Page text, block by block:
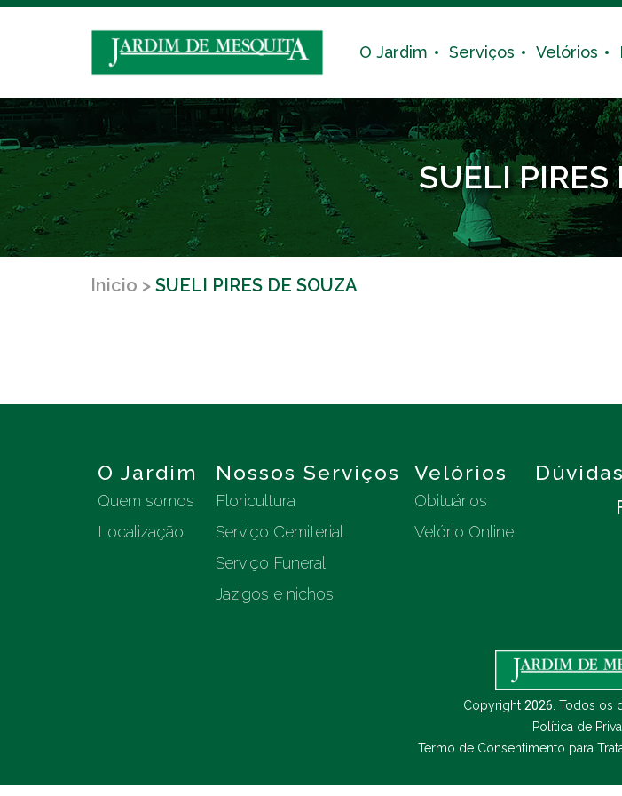
O Jardim Serviços Velórios
SUELI PIRES
Inicio SUELI PIRES DE SOUZA
O Jardim
Quem somos
Localização
Nossos Serviços
Floricultura
Serviço Cemiterial
Serviço Funeral
Jazigos e nichos
Velórios
Obituários
Velório Online
Copyright 2026 . Todos os
Política de
Termo de Consentimento para